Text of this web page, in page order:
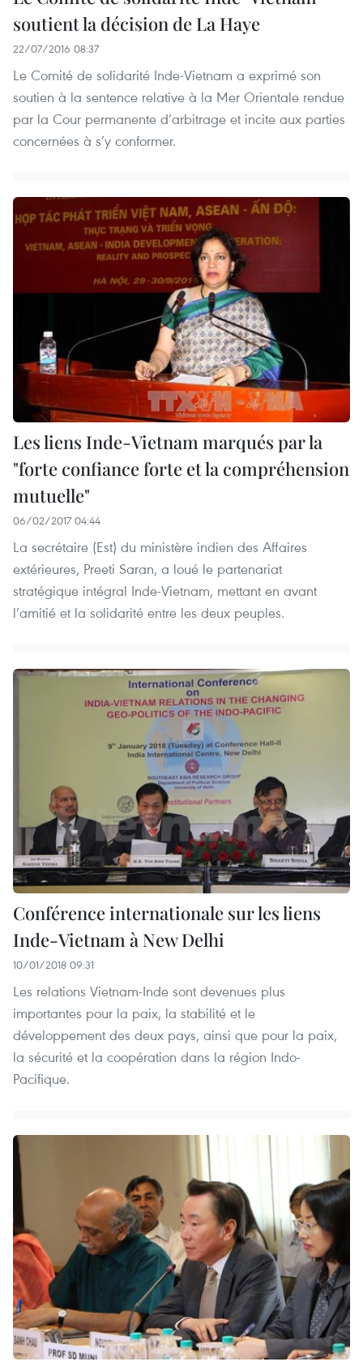
soutient la décision de La Haye
22/07/2016 08:37
Le Comité de solidarité Inde-Vietnam a exprimé son
soutien à la sentence relative à la Mer Orientale rendue
par la Cour permanente d’arbitrage et incite aux parties
concernées à s’y conformer.
Les liens Inde-Vietnam marqués par la
"forte confiance forte et la compréhension
mutuelle"
06/02/2017 04:44
La secrétaire (Est) du ministère indien des Affaires
extérieures, Preeti Saran, a loué le partenariat
stratégique intégral Inde-Vietnam, mettant en avant
l’amitié et la solidarité entre les deux peuples.
Conférence internationale sur les liens
Inde-Vietnam à New Delhi
10/01/2018 09:31
Les relations Vietnam-Inde sont devenues plus
importantes pour la paix, la stabilité et le
développement des deux pays, ainsi que pour la paix,
la sécurité et la coopération dans la région Indo-
Pacifique.